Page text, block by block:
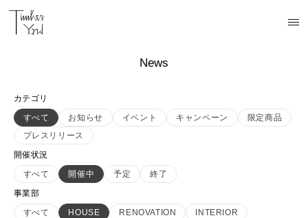
News
カテゴリ
すべて
お知らせ イベント キャンペーン
限定商品
プレスリリース
開催状況
すべて
開催中 予定
終了
事業部
すべて
HOUSE RENOVATION
INTERIOR